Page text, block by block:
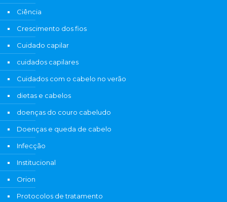
Ciência
Crescimento dos fios
Cuidado capilar
cuidados capilares
Cuidados com o cabelo no verão
dietas e cabelos
doenças do couro cabeludo
Doenças e queda de cabelo
Infecção
Institucional
Orion
Protocolos de tratamento